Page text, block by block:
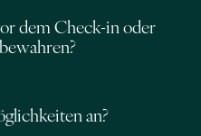
dem Check-in oder
an?